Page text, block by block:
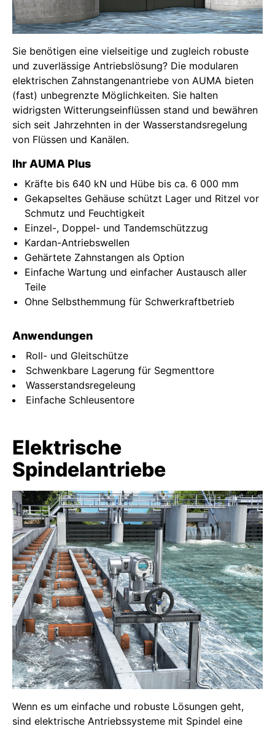
Sie benötigen eine vielseitige und zugleich robuste
und zuverlässige Antriebslösung? Die modularen
elektrischen Zahnstangenantriebe von AUMA bieten
(fast) unbegrenzte Möglichkeiten. Sie halten
widrigsten Witterungseinflüssen stand und bewähren
sich seit Jahrzehnten in der Wasserstandsregelung
von Flüssen und Kanälen.
Ihr AUMA Plus
Kräfte bis 640 kN und Hübe bis ca. 6 000 mm
Gekapseltes Gehäuse schützt Lager und Ritzel vor
Schmutz und Feuchtigkeit
Einzel-, Doppel- und Tandemschützzug
Kardan-Antriebswellen
Gehärtete Zahnstangen als Option
Einfache Wartung und einfacher Austausch aller
Teile
Ohne Selbsthemmung für Schwerkraftbetrieb
Anwendungen
Roll- und Gleitschütze
Schwenkbare Lagerung für Segmenttore
Wasserstandsregeleung
Einfache Schleusentore
Elektrische
Spindelantriebe
Wenn es um einfache und robuste Lösungen geht,
sind elektrische Antriebssysteme mit Spindel eine